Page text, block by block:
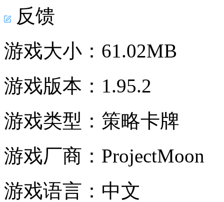
反馈
游戏大小： 61.02MB
游戏版本： 1.95.2
游戏类型： 策略卡牌
游戏厂商： ProjectMoon
游戏语言： 中文